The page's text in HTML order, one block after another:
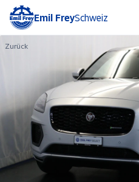
Emil FreySchweiz
Zurück